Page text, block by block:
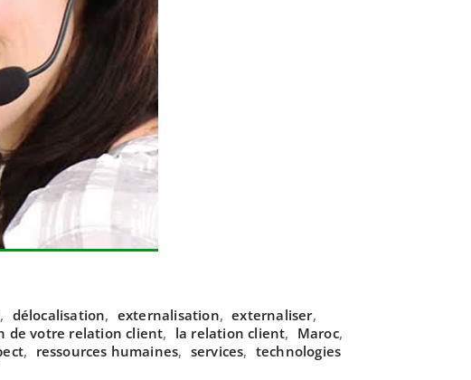
, délocalisation, externalisation, externaliser,
de votre relation client, la relation client, Maroc,
, ressources humaines, services, technologies